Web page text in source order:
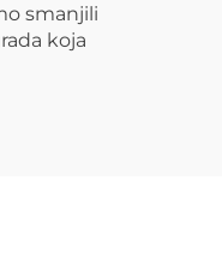
smanjili
koja